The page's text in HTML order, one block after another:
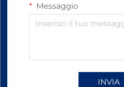
Messaggio
INVIA